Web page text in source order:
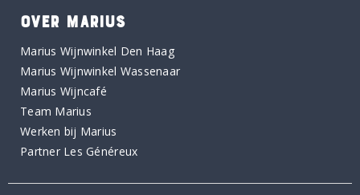
OVER MARIUS
Marius Wijnwinkel Den Haag
Marius Wijnwinkel Wassenaar
Marius Wijncafé
Team Marius
Werken bij Marius
Partner Les Généreux